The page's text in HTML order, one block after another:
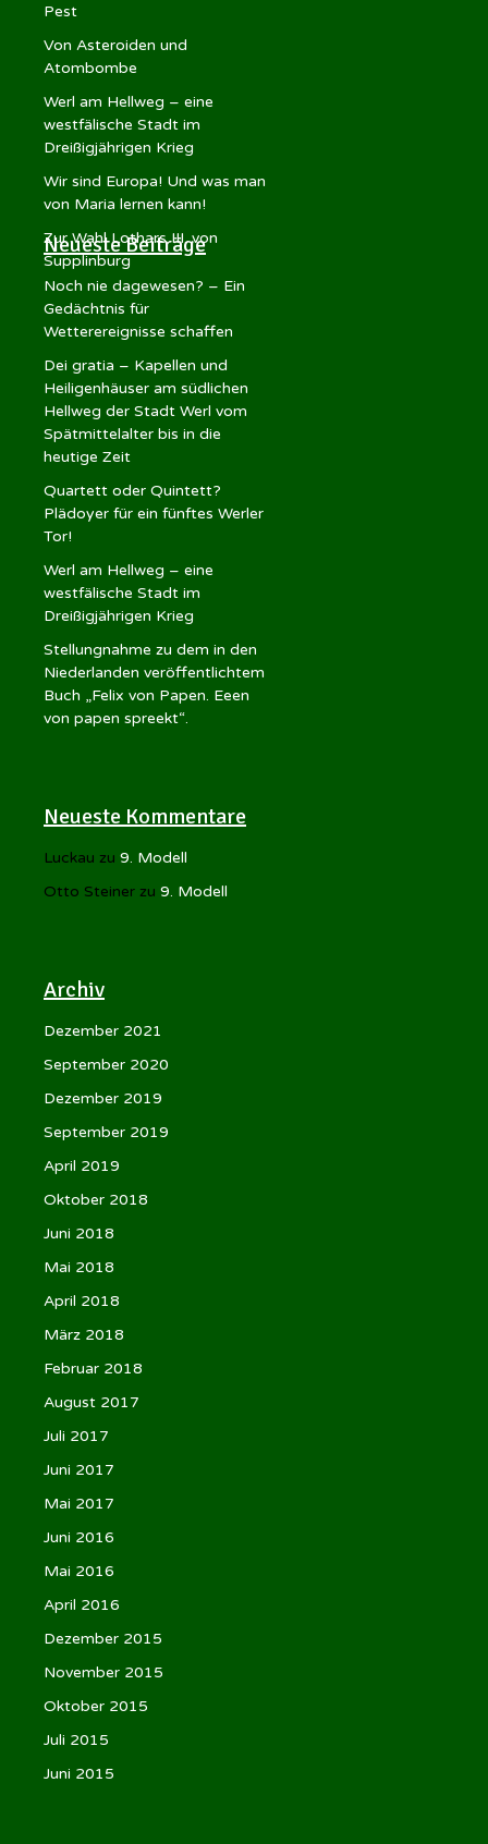
Pest
Von Asteroiden und
Atombombe
Werl am Hellweg – eine
westfälische Stadt im
Dreißigjährigen Krieg
Wir sind Europa! Und was man
von Maria lernen kann!
Zur Wahl Lothars III. von
Supplinburg
Neueste Beiträge
Noch nie dagewesen? – Ein
Gedächtnis für
Wetterereignisse schaffen
Dei gratia – Kapellen und
Heiligenhäuser am südlichen
Hellweg der Stadt Werl vom
Spätmittelalter bis in die
heutige Zeit
Quartett oder Quintett?
Plädoyer für ein fünftes Werler
Tor!
Werl am Hellweg – eine
westfälische Stadt im
Dreißigjährigen Krieg
Stellungnahme zu dem in den
Niederlanden veröffentlichtem
Buch „Felix von Papen. Eeen
von papen spreekt“.
Neueste Kommentare
Luckau zu 9. Modell
Otto Steiner zu 9. Modell
Archiv
Dezember 2021
September 2020
Dezember 2019
September 2019
April 2019
Oktober 2018
Juni 2018
Mai 2018
April 2018
März 2018
Februar 2018
August 2017
Juli 2017
Juni 2017
Mai 2017
Juni 2016
Mai 2016
April 2016
Dezember 2015
November 2015
Oktober 2015
Juli 2015
Juni 2015